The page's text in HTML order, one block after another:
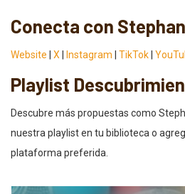
Conecta con
Website X Instagram TikTok
Playlist
Descubre más propuestas como
nuestra playlist en tu biblioteca o
plataforma preferida.